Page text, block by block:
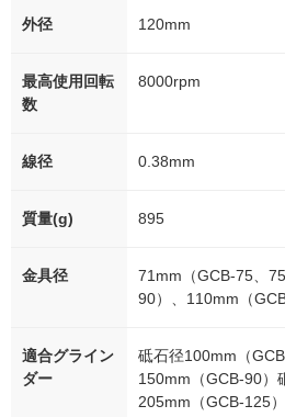
外径 120mm
最高使用回転
数
8000rpm
線径 0.38mm
質量(g) 895
金具径
71mm（GCB-75、
90）、110mm（
適合グライン
ダー
砥石径100mm（
150mm（GCB-90）
205mm（GCB-125